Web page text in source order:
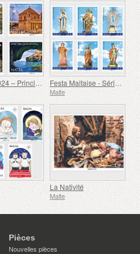
SEPAC 2024 – Principales Attractions Touristiques Festa Maltaise - Série VIII
Malte
La Nativité
Malte
Pièces
Nouvelles pièces